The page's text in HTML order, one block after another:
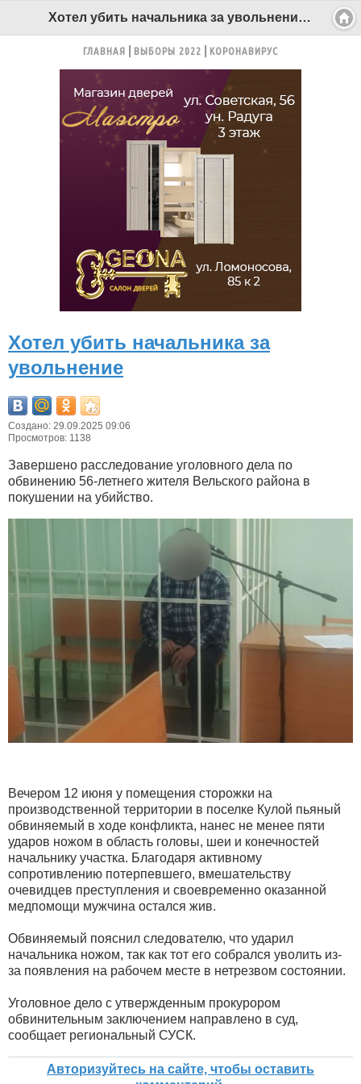
Хотел убить начальника за увольнение - Беломорканал Северодвинск tv29.ru
ГЛАВНАЯ ВЫБОРЫ 2022 КОРОНАВИРУС
Хотел убить начальника за
увольнение
Создано: 29.09.2025 09:06
Просмотров: 1138
Завершено расследование уголовного дела по
обвинению 56-летнего жителя Вельского района в
покушении на убийство.
Вечером 12 июня у помещения сторожки на
производственной территории в поселке Кулой пьяный
обвиняемый в ходе конфликта, нанес не менее пяти
ударов ножом в область головы, шеи и конечностей
начальнику участка. Благодаря активному
сопротивлению потерпевшего, вмешательству
очевидцев преступления и своевременно оказанной
медпомощи мужчина остался жив.
Обвиняемый пояснил следователю, что ударил
начальника ножом, так как тот его собрался уволить из-
за появления на рабочем месте в нетрезвом состоянии.
Уголовное дело с утвержденным прокурором
обвинительным заключением направлено в суд,
сообщает региональный СУСК.
Авторизуйтесь на сайте, чтобы оставить